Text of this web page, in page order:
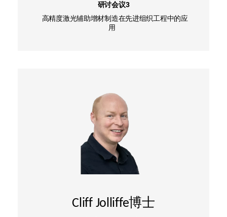
研讨会议3
高精度激光辅助增材制造在先进组织工程中的应
用
Cliff Jolliffe博士